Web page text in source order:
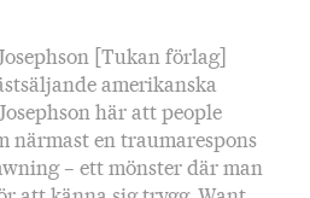
[Tukan förlag]
amerikanska
här att people
närmast en traumarespons
– ett mönster där man